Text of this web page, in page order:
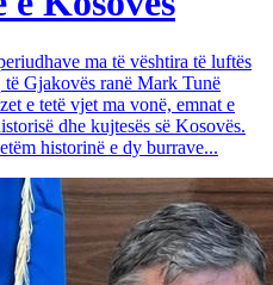
ma të vështira të luftës
Gjakovës ranë Mark Tunë
e tetë vjet ma vonë, emnat e
dhe kujtesës së Kosovës.
historinë e dy burrave...